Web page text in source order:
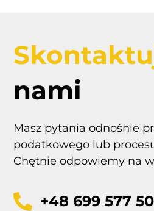
nami
Masz pytania odnośnie
podatkowego lub
Chętnie odpowiemy na
+48 699 577